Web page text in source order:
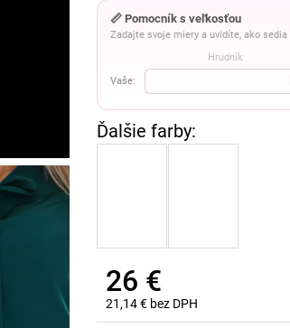
📏 Pomocník s veľkosťou
Zadajte svoje miery a uvidíte, ako
Hrudník
Vaše:
26 €
21,14 € bez DPH
Jednotková